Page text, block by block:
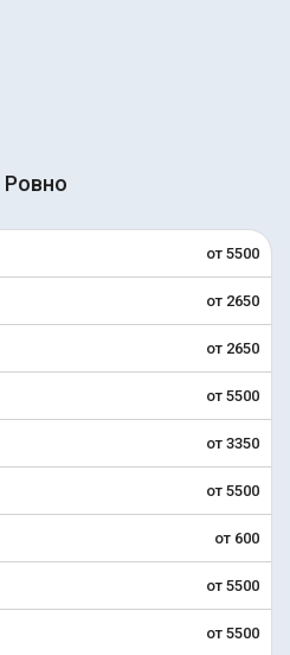
Ровно
от 5500
от 2650
от 2650
от 5500
от 3350
от 5500
от 600
от 5500
от 5500